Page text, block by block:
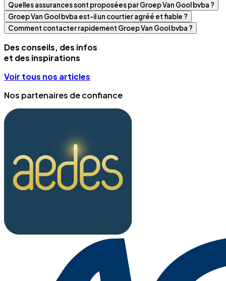
Quelles assurances sont proposées par Groep Van Gool bvba ?
Groep Van Gool bvba est-il un courtier agréé et fiable ?
Comment contacter rapidement Groep Van Gool bvba ?
Des conseils, des infos
et des inspirations
Voir tous nos articles
Nos partenaires de confiance